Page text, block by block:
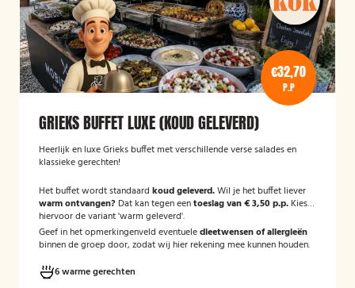
€32,70
P.P
GRIEKS BUFFET LUXE (KOUD GELEVERD)
Heerlijk en luxe Grieks buffet met verschillende verse salades en
klassieke gerechten!
Het buffet wordt standaard koud geleverd.Wil je het buffet liever
warm ontvangen? Dat kan tegen eentoeslag van € 3,50 p.p. Kies
hiervoor de variant 'warm geleverd'.
Geef in het opmerkingenveld eventueledieetwensen of allergieën
binnen de groep door, zodat wij hier rekening mee kunnen houden.
6 warme gerechten